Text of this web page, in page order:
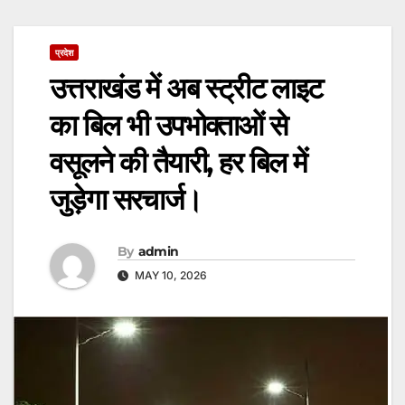
प्रदेश
उत्तराखंड में अब स्ट्रीट लाइट
का बिल भी उपभोक्ताओं से
वसूलने की तैयारी, हर बिल में
जुड़ेगा सरचार्ज।
By admin
MAY 10, 2026